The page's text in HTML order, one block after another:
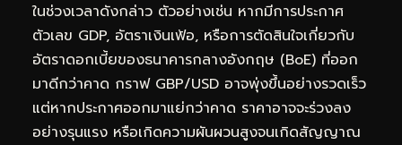
ในช่วงเวลาดังกล่าว ตัวอย่างเช่น หากมีการประกาศ
ตัวเลข GDP, อัตราเงินเฟ้อ, หรือการตัดสินใจเกี่ยวกับ
อัตราดอกเบี้ยของธนาคารกลางอังกฤษ (BoE) ที่ออก
มาดีกว่าคาด กราฟ GBP/USD อาจพุ่งขึ้นอย่างรวดเร็ว
แต่หากประกาศออกมาแย่กว่าคาด ราคาอาจจะร่วงลง
อย่างรุนแรง หรือเกิดความผันผวนสูงจนเกิดสัญญาณ